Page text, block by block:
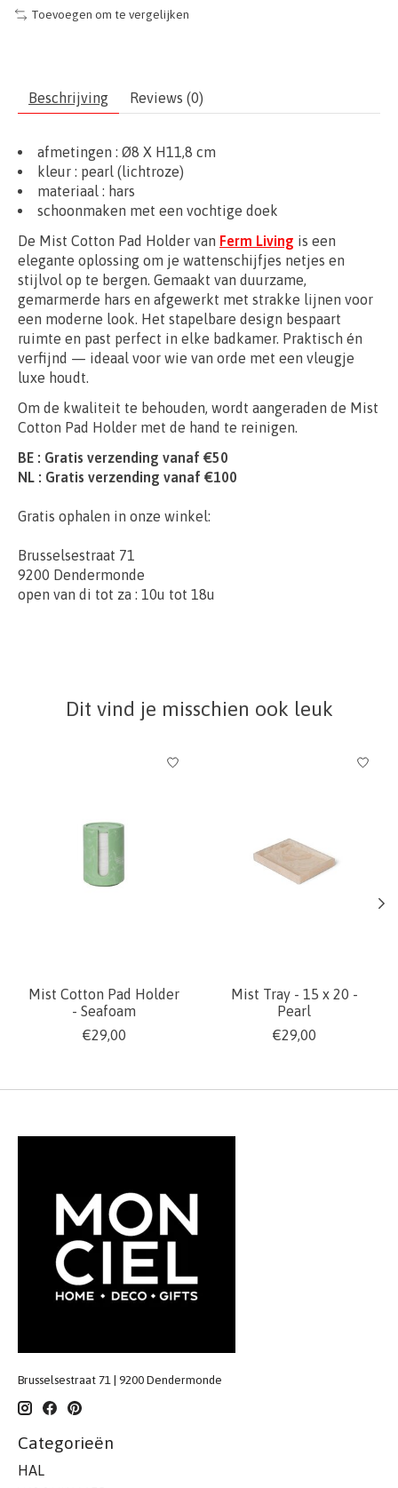
Toevoegen om te vergelijken
Beschrijving Reviews (0)
afmetingen : Ø8 X H11,8 cm
kleur : pearl (lichtroze)
materiaal : hars
schoonmaken met een vochtige doek
De Mist Cotton Pad Holder van Ferm Living is een
elegante oplossing om je wattenschijfjes netjes en
stijlvol op te bergen. Gemaakt van duurzame,
gemarmerde hars en afgewerkt met strakke lijnen voor
een moderne look. Het stapelbare design bespaart
ruimte en past perfect in elke badkamer. Praktisch én
verfijnd — ideaal voor wie van orde met een vleugje
luxe houdt.
Om de kwaliteit te behouden, wordt aangeraden de Mist
Cotton Pad Holder met de hand te reinigen.
BE : Gratis verzending vanaf €50
NL : Gratis verzending vanaf €100
Gratis ophalen in onze winkel:
Brusselsestraat 71
9200 Dendermonde
open van di tot za : 10u tot 18u
Dit vind je misschien ook leuk
Items van productcarrousel
Mist Cotton Pad Holder
- Seafoam
€29,00
Mist Tray - 15 x 20 -
Pearl
€29,00
Brusselsestraat 71 | 9200 Dendermonde
Categorieën
HAL